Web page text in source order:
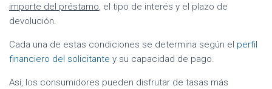
importe del préstamo, el tipo de interés y el plazo de
devolución.
Cada una de estas condiciones se determina según el perfil
financiero del solicitante y su capacidad de pago.
Así, los consumidores pueden disfrutar de tasas más